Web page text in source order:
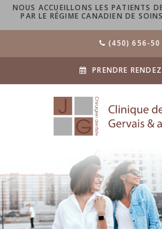
NOUS ACCUEILLONS LES PATIENTS
PAR LE RÉGIME CANADIEN DE
(450) 656-
PRENDRE